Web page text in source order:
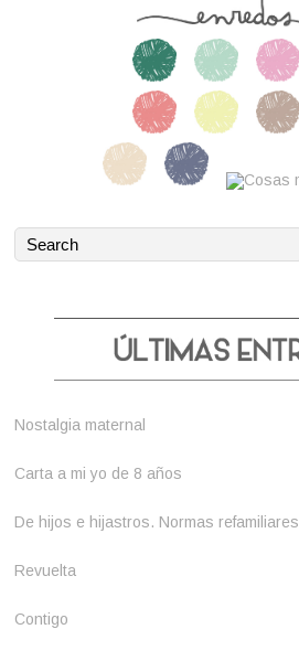
Nostalgia maternal
Carta a mi yo de 8 años
De hijos e hijastros. Normas refamiliares
Revuelta
Contigo